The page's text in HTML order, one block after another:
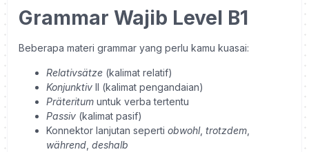
Grammar Wajib Level B1
Beberapa materi grammar yang perlu kamu kuasai:
Relativsätze (kalimat relatif)
Konjunktiv II (kalimat pengandaian)
Präteritum untuk verba tertentu
Passiv (kalimat pasif)
Konnektor lanjutan seperti obwohl, trotzdem
während deshalb